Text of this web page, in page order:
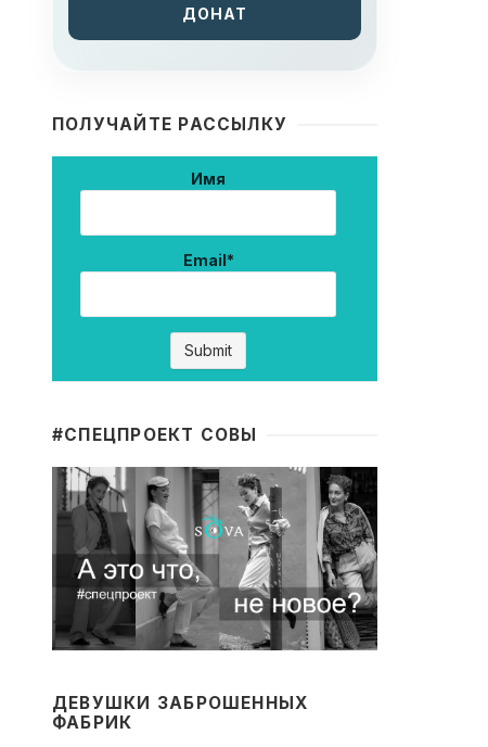
ДОНАТ
ПОЛУЧАЙТЕ РАССЫЛКУ
Имя
Email*
#CПЕЦПРОЕКТ СОВЫ
ДЕВУШКИ ЗАБРОШЕННЫХ
ФАБРИК